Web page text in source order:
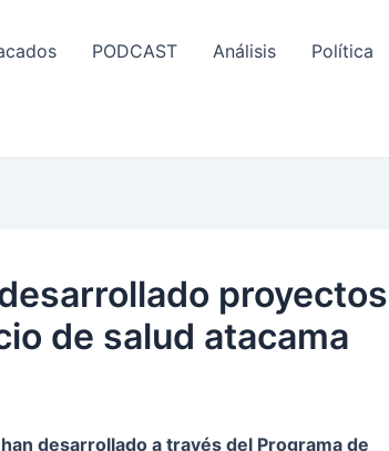
PODCAST Análisis Política
proyectos
de salud atacama
desarrollado a través del Programa de